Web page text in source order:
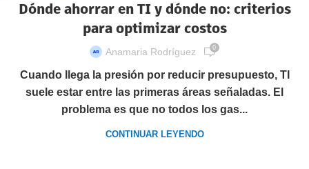
Dónde ahorrar en TI y dónde no: criterios
para optimizar costos
Anamaria Rodríguez 0
Cuando llega la presión por reducir presupuesto, TI
suele estar entre las primeras áreas señaladas. El
problema es que no todos los gas...
CONTINUAR LEYENDO